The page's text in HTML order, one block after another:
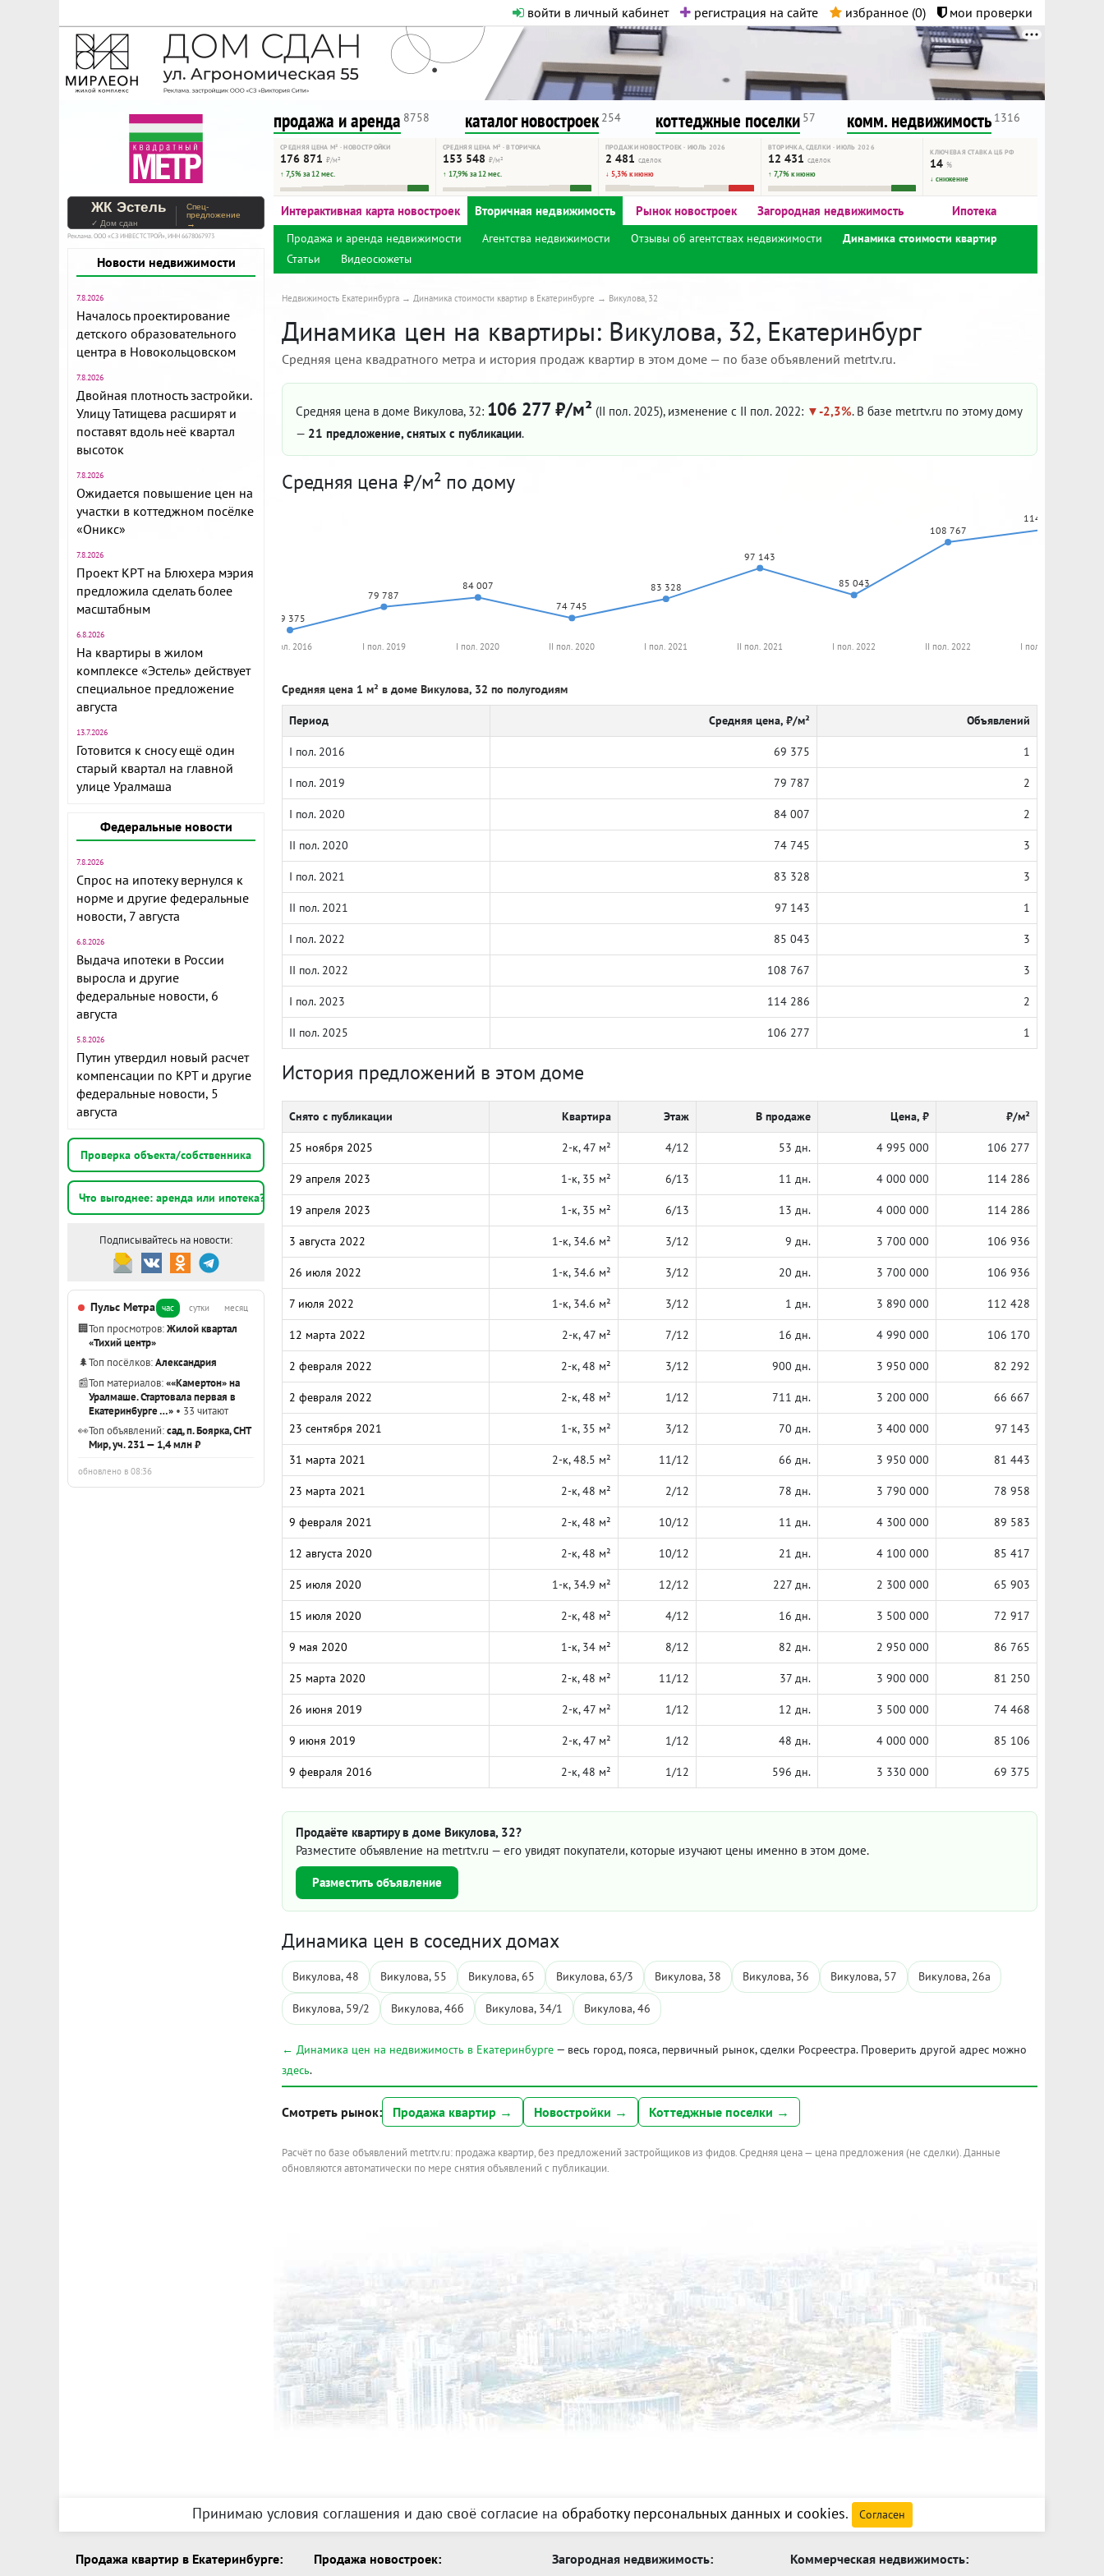
войти в личный кабинет регистрация на сайте избранное (0) мои проверки
На Метре реклама - только нормальная. Никакого шок-контента.
Помогайте независимому ресурсу, как он помогает вам. Удачи!
продажа и аренда 8758 каталог новостроек 254 коттеджные поселки 57 комм. недвижимость 1316
СРЕДНЯЯ ЦЕНА М² · НОВОСТРОЙКИ
176 871 ₽/м²
↑ 7,5% за 12 мес.
СРЕДНЯЯ ЦЕНА М² · ВТОРИЧКА
153 548 ₽/м²
↑ 17,9% за 12 мес.
ПРОДАЖИ НОВОСТРОЕК · ИЮЛЬ 2026
2 481 сделок
↓ 5,3% к июню
ВТОРИЧКА, СДЕЛКИ · ИЮЛЬ 2026
12 431 сделок
↑ 7,7% к июню
КЛЮЧЕВАЯ СТАВКА ЦБ РФ
14%
↓ снижение
ЖК Эстель
✓ Дом сдан
Спец-
предложение
→
Реклама. ООО «СЗ ИНВЕСТСТРОЙ», ИНН 6678067973
Новости недвижимости
7.8.2026
Началось проектирование
детского образовательного
центра в Новокольцовском
7.8.2026
Двойная плотность застройки.
Улицу Татищева расширят и
поставят вдоль неё квартал
высоток
7.8.2026
Ожидается повышение цен на
участки в коттеджном посёлке
«Оникс»
7.8.2026
Проект КРТ на Блюхера мэрия
предложила сделать более
масштабным
6.8.2026
На квартиры в жилом
комплексе «Эстель» действует
специальное предложение
августа
13.7.2026
Готовится к сносу ещё один
старый квартал на главной
улице Уралмаша
Федеральные новости
7.8.2026
Спрос на ипотеку вернулся к
норме и другие федеральные
новости, 7 августа
6.8.2026
Выдача ипотеки в России
выросла и другие
федеральные новости, 6
августа
5.8.2026
Путин утвердил новый расчет
компенсации по КРТ и другие
федеральные новости, 5
августа
Проверка объекта/собственника
Что выгоднее: аренда или ипотека?
Подписывайтесь на новости:
Пульс Метра час сутки месяц
🏢Топ просмотров:Жилой квартал
«Тихий центр»
🌲Топ посёлков:Александрия
📰Топ материалов:««Камертон» на
Уралмаше. Стартовала первая в
Екатеринбурге …» • 33 читают
👀Топ объявлений:сад, п. Боярка, СНТ
Мир, уч. 231 — 1,4 млн ₽
обновлено в 08:36
Интерактивная карта новостроек Вторичная недвижимость Рынок новостроек Загородная недвижимость Ипотека
Продажа и аренда недвижимости Агентства недвижимости Отзывы об агентствах недвижимости
Динамика стоимости квартир
Статьи
Видеосюжеты
Недвижимость Екатеринбурга Динамика стоимости квартир в Екатеринбурге Викулова, 32
Динамика цен на квартиры: Викулова, 32, Екатеринбург
Средняя цена квадратного метра и история продаж квартир в этом доме — по базе объявлений metrtv.ru.
Средняя цена в доме Викулова, 32: 106 277 ₽/м² (II пол. 2025), изменение с II пол. 2022: -2,3%. В базе metrtv.ru по этому дому
— 21 предложение, снятых с публикации.
Средняя цена ₽/м² по дому
69 375
79 787
84 007
74 745
83 328
97 143
85 043
108 767
114 286
I пол. 2016 I пол. 2019 I пол. 2020 II пол. 2020 I пол. 2021 II пол. 2021 I пол. 2022 II пол. 2022 I пол. 2023
Средняя цена 1 м² в доме Викулова, 32 по полугодиям
Период Средняя цена, ₽/м² Объявлений
I пол. 2016 69 375 1
I пол. 2019 79 787 2
I пол. 2020 84 007 2
II пол. 2020 74 745 3
I пол. 2021 83 328 3
II пол. 2021 97 143 1
I пол. 2022 85 043 3
II пол. 2022 108 767 3
I пол. 2023 114 286 2
II пол. 2025 106 277 1
История предложений в этом доме
Снято с публикации Квартира Этаж В продаже Цена, ₽ ₽/м²
25 ноября 2025 2-к, 47 м² 4/12 53 дн. 4 995 000 106 277
29 апреля 2023 1-к, 35 м² 6/13 11 дн. 4 000 000 114 286
19 апреля 2023 1-к, 35 м² 6/13 13 дн. 4 000 000 114 286
3 августа 2022 1-к, 34.6 м² 3/12 9 дн. 3 700 000 106 936
26 июля 2022 1-к, 34.6 м² 3/12 20 дн. 3 700 000 106 936
7 июля 2022 1-к, 34.6 м² 3/12 1 дн. 3 890 000 112 428
12 марта 2022 2-к, 47 м² 7/12 16 дн. 4 990 000 106 170
2 февраля 2022 2-к, 48 м² 3/12 900 дн. 3 950 000 82 292
2 февраля 2022 2-к, 48 м² 1/12 711 дн. 3 200 000 66 667
23 сентября 2021 1-к, 35 м² 3/12 70 дн. 3 400 000 97 143
31 марта 2021 2-к, 48.5 м² 11/12 66 дн. 3 950 000 81 443
23 марта 2021 2-к, 48 м² 2/12 78 дн. 3 790 000 78 958
9 февраля 2021 2-к, 48 м² 10/12 11 дн. 4 300 000 89 583
12 августа 2020 2-к, 48 м² 10/12 21 дн. 4 100 000 85 417
25 июля 2020 1-к, 34.9 м² 12/12 227 дн. 2 300 000 65 903
15 июля 2020 2-к, 48 м² 4/12 16 дн. 3 500 000 72 917
9 мая 2020 1-к, 34 м² 8/12 82 дн. 2 950 000 86 765
25 марта 2020 2-к, 48 м² 11/12 37 дн. 3 900 000 81 250
26 июня 2019 2-к, 47 м² 1/12 12 дн. 3 500 000 74 468
9 июня 2019 2-к, 47 м² 1/12 48 дн. 4 000 000 85 106
9 февраля 2016 2-к, 48 м² 1/12 596 дн. 3 330 000 69 375
Продаёте квартиру в доме Викулова, 32?
Разместите объявление на metrtv.ru — его увидят покупатели, которые изучают цены именно в этом доме.
Разместить объявление
Динамика цен в соседних домах
Викулова, 48 Викулова, 55 Викулова, 65 Викулова, 63/3 Викулова, 38 Викулова, 36 Викулова, 57 Викулова, 26а
Викулова, 59/2 Викулова, 46б Викулова, 34/1 Викулова, 46
← Динамика цен на недвижимость в Екатеринбурге — весь город, пояса, первичный рынок, сделки Росреестра. Проверить другой адрес можно
здесь.
Смотреть рынок: Продажа квартир → Новостройки → Коттеджные поселки →
Расчёт по базе объявлений metrtv.ru: продажа квартир, без предложений застройщиков из фидов. Средняя цена — цена предложения (не сделки). Данные
обновляются автоматически по мере снятия объявлений с публикации.
Принимаю условия соглашения и даю своё согласие на обработку персональных данных и cookies. Согласен
Продажа квартир в Екатеринбурге: Продажа новостроек: Загородная недвижимость: Коммерческая недвижимость: